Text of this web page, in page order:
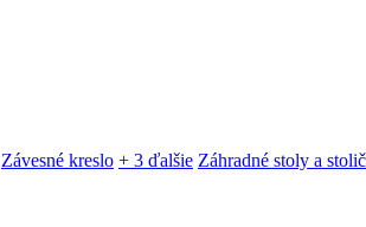
Závesné kreslo + 3 ďalšie Záhradné stoly a